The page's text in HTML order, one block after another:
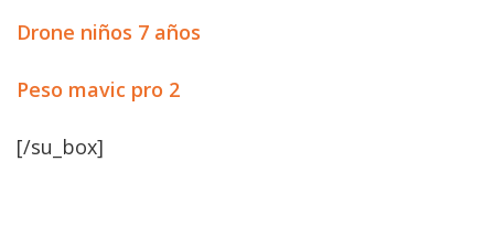
Drone niños 7 años
Peso mavic pro 2
[/su_box]